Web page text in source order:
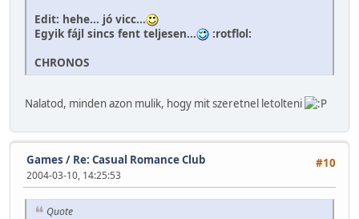
Edit: hehe... jó vicc...
Egyik fájl sincs fent teljesen...
:rotflol:
CHRONOS
Nalatod, minden azon mulik, hogy mit szeretnel letolteni
#10
Games / Re: Casual Romance Club
2004-03-10, 14:25:53
Quote